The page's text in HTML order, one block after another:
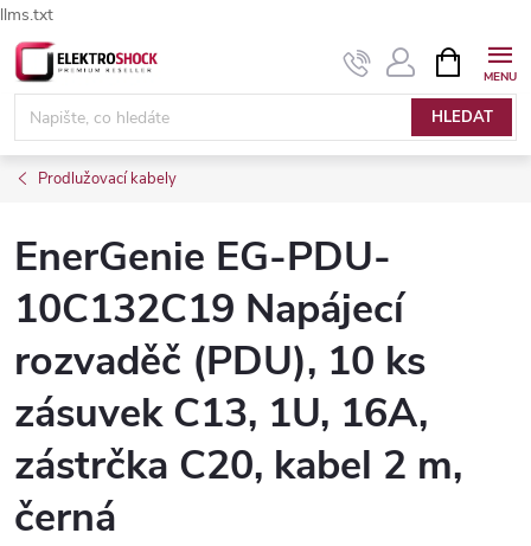
llms.txt
Přejít
na
obsah
HLEDAT
NÁKUPNÍ
KOŠÍK
Prodlužovací kabely
EnerGenie EG-PDU-
10C132C19 Napájecí
rozvaděč (PDU), 10 ks
zásuvek C13, 1U, 16A,
zástrčka C20, kabel 2 m,
černá
Elektroshock.cz - Chat